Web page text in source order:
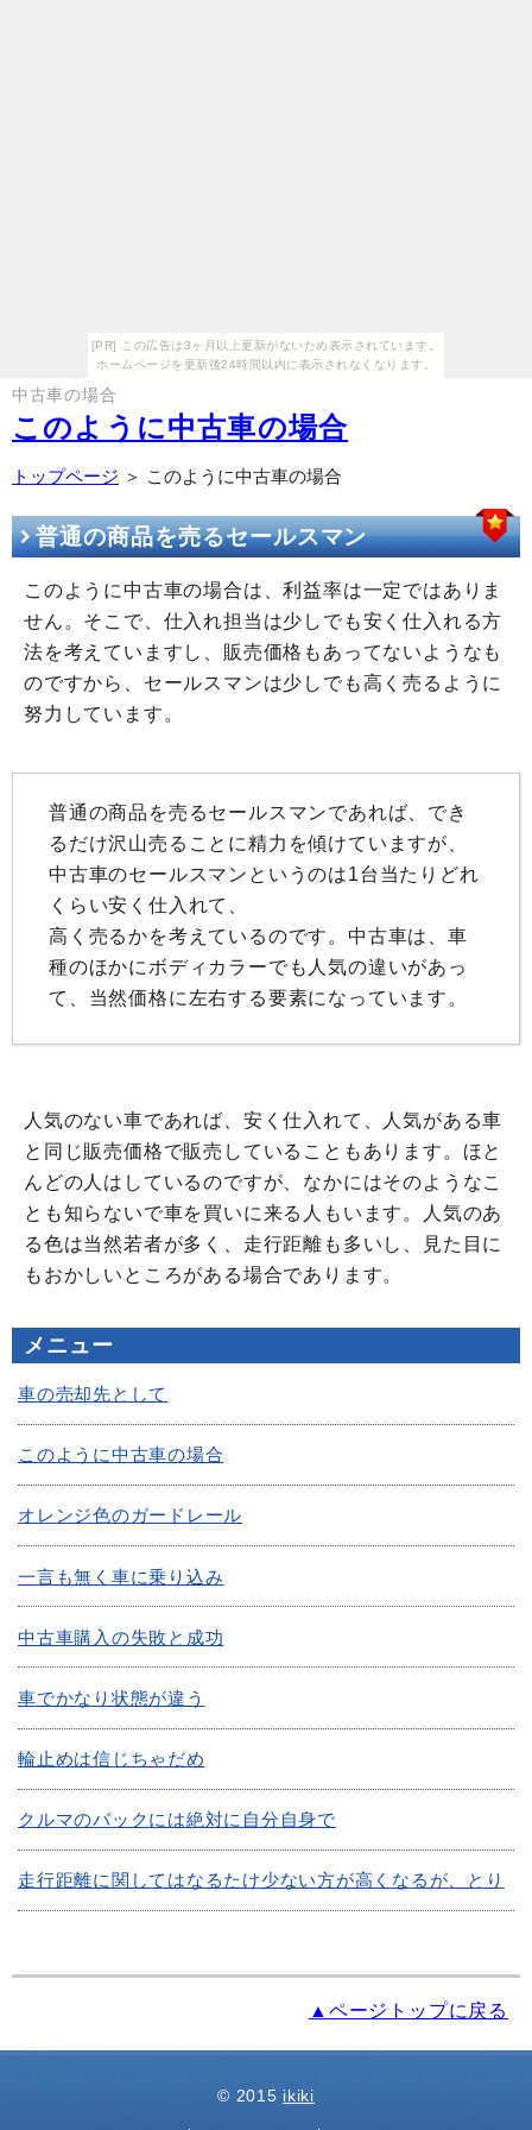
[PR] この広告は3ヶ月以上更新がないため表示されています。
ホームページを更新後24時間以内に表示されなくなります。
中古車の場合
このように中古車の場合
トップページ ＞ このように中古車の場合
普通の商品を売るセールスマン
このように中古車の場合は、利益率は一定ではありま
せん。そこで、仕入れ担当は少しでも安く仕入れる方
法を考えていますし、販売価格もあってないようなも
のですから、セールスマンは少しでも高く売るように
努力しています。
普通の商品を売るセールスマンであれば、でき
るだけ沢山売ることに精力を傾けていますが、
中古車のセールスマンというのは1台当たりどれ
くらい安く仕入れて、
高く売るかを考えているのです。中古車は、車
種のほかにボディカラーでも人気の違いがあっ
て、当然価格に左右する要素になっています。
人気のない車であれば、安く仕入れて、人気がある車
と同じ販売価格で販売していることもあります。ほと
んどの人はしているのですが、なかにはそのようなこ
とも知らないで車を買いに来る人もいます。人気のあ
る色は当然若者が多く、走行距離も多いし、見た目に
もおかしいところがある場合であります。
メニュー
車の売却先として
このように中古車の場合
オレンジ色のガードレール
一言も無く車に乗り込み
中古車購入の失敗と成功
車でかなり状態が違う
輪止めは信じちゃだめ
クルマのバックには絶対に自分自身で
走行距離に関してはなるたけ少ない方が高くなるが、とり
▲ページトップに戻る
© 2015 ikiki